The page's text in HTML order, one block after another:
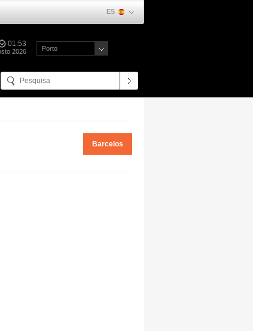
ES
01:53
2026 Porto
Barcelos